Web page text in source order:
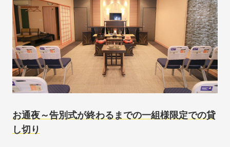
お通夜～告別式が終わるまでの一組様限定での貸
し切り